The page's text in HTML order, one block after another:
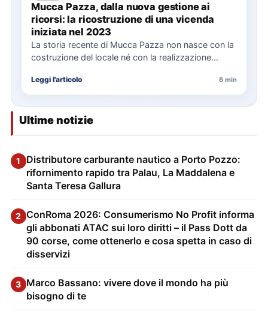
Mucca Pazza, dalla nuova gestione ai
ricorsi: la ricostruzione di una vicenda
iniziata nel 2023
La storia recente di Mucca Pazza non nasce con la
costruzione del locale né con la realizzazione
Leggi l'articolo 6 min
Ultime notizie
1
Distributore carburante nautico a Porto Pozzo:
rifornimento rapido tra Palau, La Maddalena e
Santa Teresa Gallura
2 ConRoma 2026: Consumerismo No Profit informa
gli abbonati ATAC sui loro diritti – il Pass Dott da
90 corse, come ottenerlo e cosa spetta in caso di
disservizi
3 Marco Bassano: vivere dove il mondo ha più
bisogno di te